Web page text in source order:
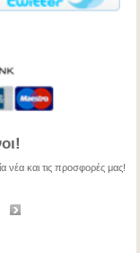
νέα και τις προσφορές μας!